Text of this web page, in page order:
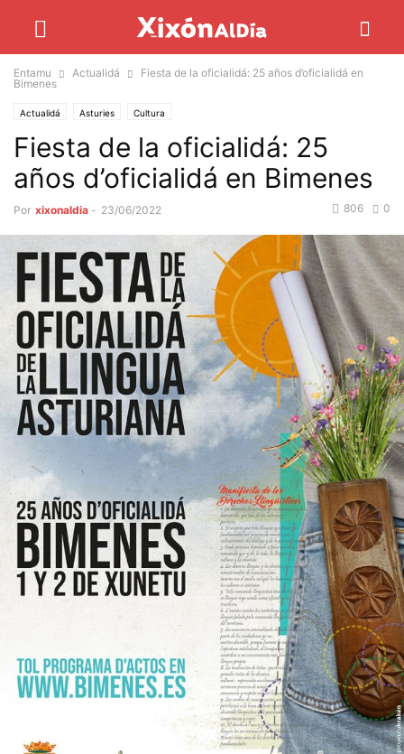
Entamu Actualidá
Fiesta de la oficialidá: 25 años d’oficialidá en
Bimenes
Actualidá Asturies Cultura
Fiesta de la oficialidá: 25
años d’oficialidá en Bimenes
Por xixonaldia - 23/06/2022 0
806